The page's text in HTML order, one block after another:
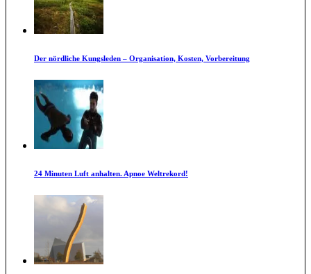
Der nördliche Kungsleden – Organisation, Kosten, Vorbereitung
24 Minuten Luft anhalten. Apnoe Weltrekord!